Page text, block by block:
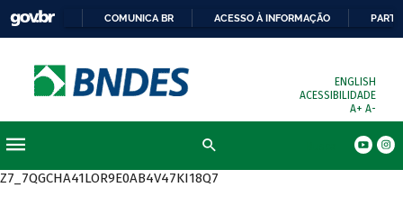
COMUNICA BR ACESSO À INFORMAÇÃO
ENGLISH
ACESSIBILIDADE
A+ A-
Z7_7QGCHA41LOR9E0AB4V47KI18Q7